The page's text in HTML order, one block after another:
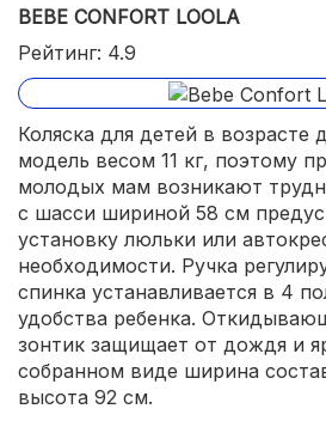
BEBE CONFORT LOOLA
Рейтинг: 4.9
Коляска для детей в возрасте
модель весом 11 кг, поэтому
молодых мам возникают
с шасси шириной 58 см
установку люльки или
необходимости. Ручка
спинка устанавливается в 4
удобства ребенка.
зонтик защищает от дождя и
собранном виде ширина
высота 92 см.